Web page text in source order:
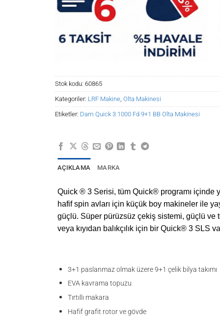
Stok kodu: 60865
Kategoriler: LRF Makine Olta Makinesi
Etiketler: Dam Quick 3 1000 Fd 9+1 BB Olta Makinesi
AÇIKLAMA MARKA
Quick ® 3 Serisi, tüm Quick® programı içinde
hafif spin avları için küçük boy makineler ile
güçlü. Süper pürüzsüz çekiş sistemi, güçlü ve
veya kıyıdan balıkçılık için bir Quick® 3 SLS
3+1 paslanmaz olmak üzere 9+1 çelik bilya takımı
EVA kavrama topuzu
Tırtıllı makara
Hafif grafit rotor ve gövde